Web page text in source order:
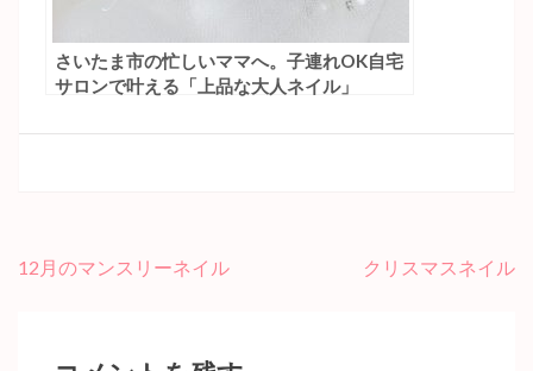
さいたま市の忙しいママへ。子連れOK自宅
サロンで叶える「上品な大人ネイル」
投
12月のマンスリーネイル クリスマスネイル